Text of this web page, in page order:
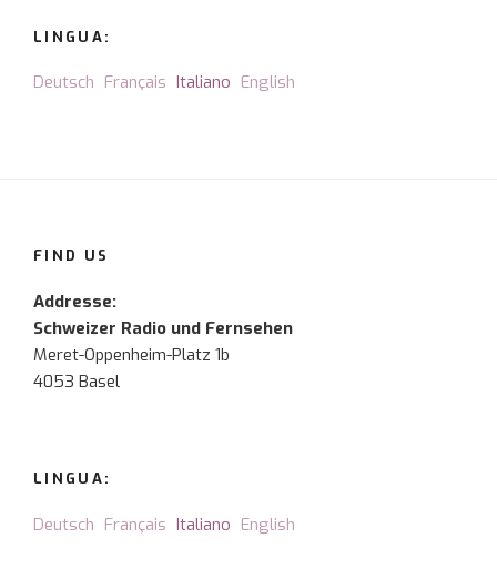
LINGUA:
Deutsch Français Italiano English
FIND US
Addresse:
Schweizer Radio und Fernsehen
Meret-Oppenheim-Platz 1b
4053 Basel
LINGUA:
Deutsch Français Italiano English